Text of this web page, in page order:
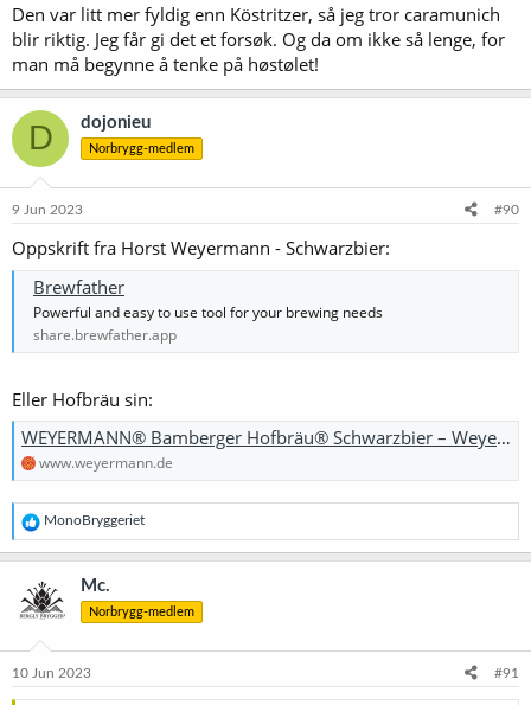
Den var litt mer fyldig enn Köstritzer, så jeg tror caramunich
blir riktig. Jeg får gi det et forsøk. Og da om ikke så lenge, for
man må begynne å tenke på høstølet!
D dojonieu
Norbrygg-medlem
9 Jun 2023 #90
Oppskrift fra Horst Weyermann - Schwarzbier:
Brewfather
Powerful and easy to use tool for your brewing needs
share.brewfather.app
Eller Hofbräu sin:
WEYERMANN® Bamberger Hofbräu® Schwarzbier – Weyermann® Spezialmalze
www.weyermann.de
R
e
a
s
j
e
MonoBryggeriet
Mc.
Norbrygg-medlem
10 Jun 2023 #91